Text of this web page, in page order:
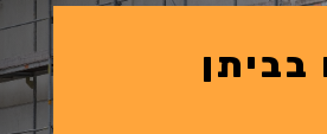
בביתן